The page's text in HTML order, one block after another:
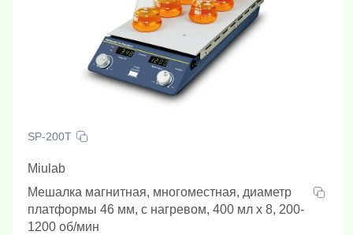
SP-200T
Miulab
Мешалка магнитная, многоместная, диаметр
платформы 46 мм, с нагревом, 400 мл х 8, 200-
1200 об/мин